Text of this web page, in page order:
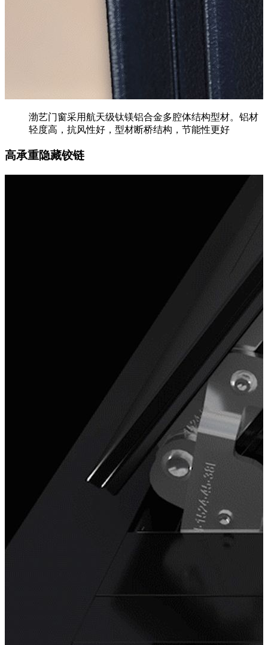
渤艺门窗采用航天级钛镁铝合金多腔体结构型材。铝材
轻度高，抗风性好，型材断桥结构，节能性更好
高承重隐藏铰链